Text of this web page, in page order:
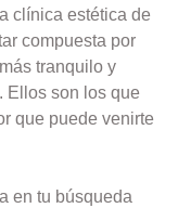
clínica estética de
compuesta por
tranquilo y
Ellos son los que
que puede venirte
en tu búsqueda